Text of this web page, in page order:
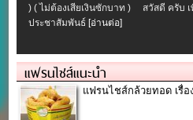
) ( ไม่ต้องเสียเงินซักบาท ) สวัสดี ครับ
ประชาสัมพันธ์ [อ่านต่อ]
แฟรนไชส์แนะนำ
แฟรนไชส์กล้วยทอด เรื่อ